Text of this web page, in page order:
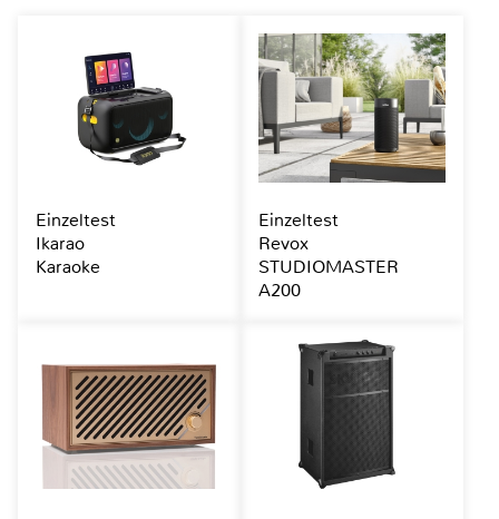
Einzeltest
Ikarao
Karaoke
Einzeltest
Revox
STUDIOMASTER
A200